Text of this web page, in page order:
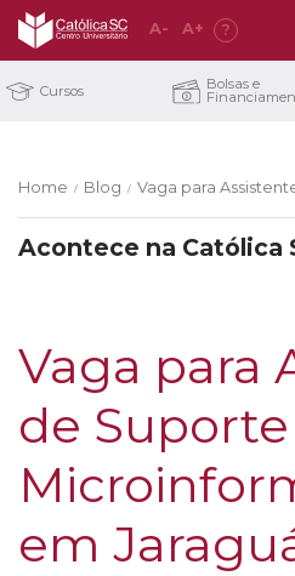
A- A+ ?
Cursos Bolsas e
Home / Blog / Vaga para
Acontece na Católica
Vaga para
de
em